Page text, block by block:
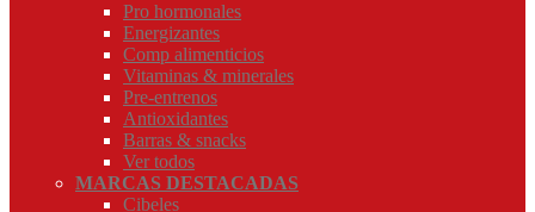
Pro hormonales
Energizantes
Comp alimenticios
Vitaminas & minerales
Pre-entrenos
Antioxidantes
Barras & snacks
Ver todos
MARCAS DESTACADAS
Cibeles